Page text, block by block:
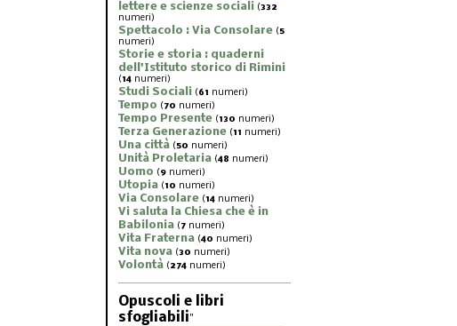
lettere e scienze sociali (332
numeri)
Spettacolo : Via Consolare (5
numeri)
Storie e storia : quaderni
dell'Istituto storico di Rimini
(14 numeri)
Studi Sociali (61 numeri)
Tempo (70 numeri)
Tempo Presente (130 numeri)
Terza Generazione (11 numeri)
Una città (50 numeri)
Unità Proletaria (48 numeri)
Uomo (9 numeri)
Utopia (10 numeri)
Via Consolare (14 numeri)
Vi saluta la Chiesa che è in
Babilonia (7 numeri)
Vita Fraterna (40 numeri)
Vita nova (30 numeri)
Volontà (274 numeri)
Opuscoli e libri
sfogliabili"